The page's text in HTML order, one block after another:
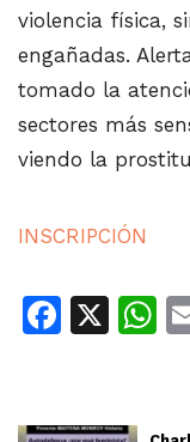
violencia física,
engañadas.
tomado la
sectores más
viendo la
INSCRIPCIÓN
X